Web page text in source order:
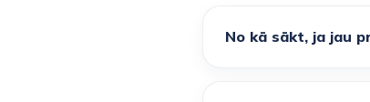
No kā sākt, ja jau